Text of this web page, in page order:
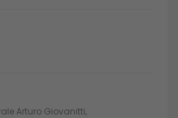
Arturo Giovanitti